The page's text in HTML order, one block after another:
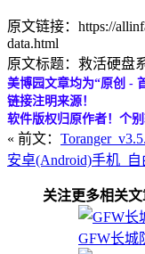
原文链接：https://
data.html
原文标题：救活硬盘
美博园文章均为“原创 -
链接注明来源！
软件版权归原作者！个
« 前文：
安卓(Android)手机_自
关注更多相关文
GFW长城